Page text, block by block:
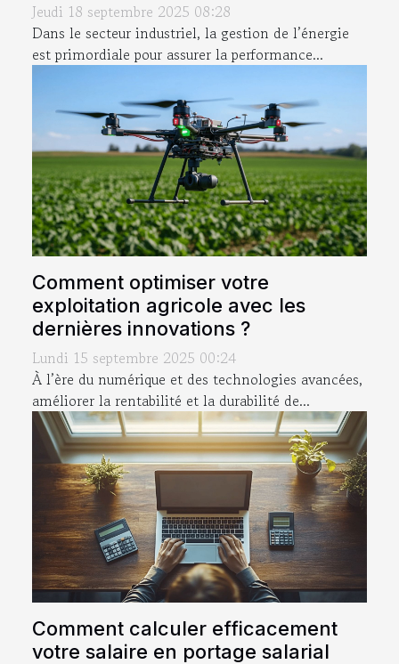
Jeudi 18 septembre 2025 08:28
Dans le secteur industriel, la gestion de l’énergie
est primordiale pour assurer la performance...
Comment optimiser votre
exploitation agricole avec les
dernières innovations ?
Lundi 15 septembre 2025 00:24
À l’ère du numérique et des technologies avancées,
améliorer la rentabilité et la durabilité de...
Comment calculer efficacement
votre salaire en portage salarial